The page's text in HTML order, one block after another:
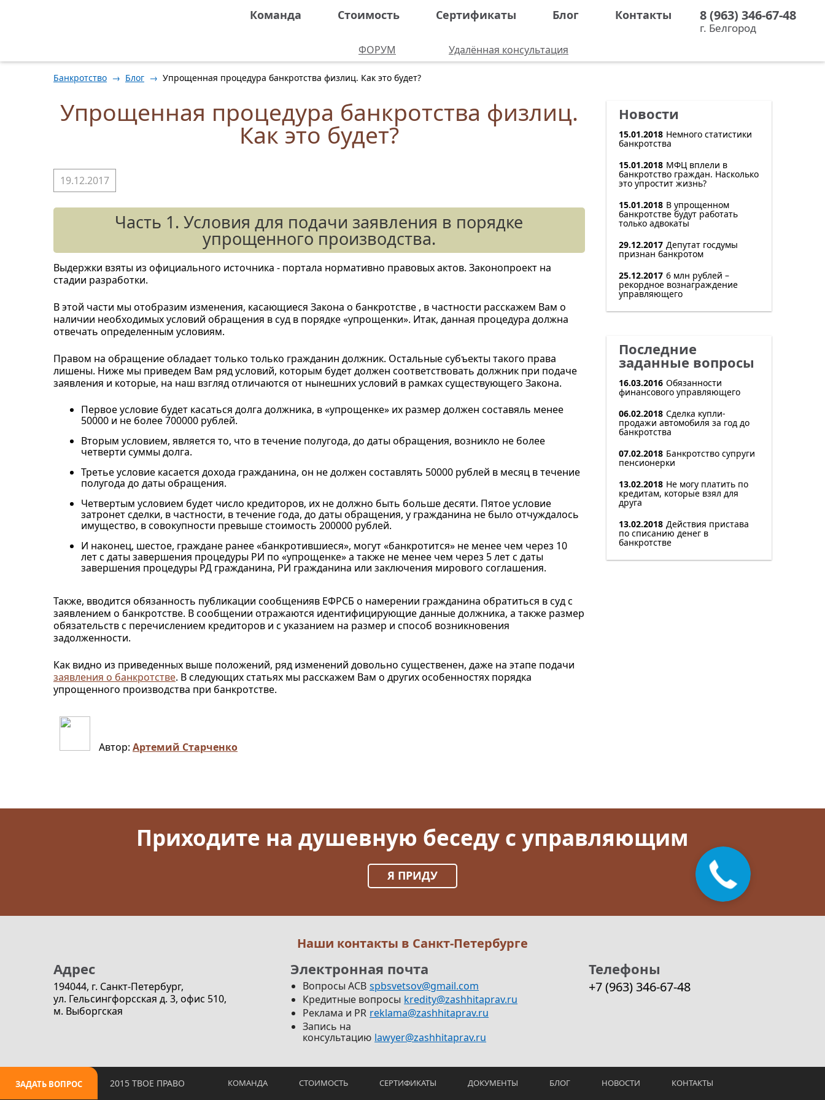
Команда Стоимость Сертификаты Блог Контакты
ФОРУМ Удалённая консультация
8 (963) 346-67-48
г. Белгород
Банкротство → Блог → Упрощенная процедура банкротства физлиц. Как это будет?
Упрощенная процедура банкротства физлиц.
Как это будет?
19.12.2017
Часть 1. Условия для подачи заявления в порядке
упрощенного производства.
Выдержки взяты из официального источника - портала нормативно правовых актов. Законопроект на
стадии разработки.
В этой части мы отобразим изменения, касающиеся Закона о банкротстве , в частности расскажем Вам о
наличии необходимых условий обращения в суд в порядке «упрощенки». Итак, данная процедура должна
отвечать определенным условиям.
Правом на обращение обладает только только гражданин должник. Остальные субъекты такого права
лишены. Ниже мы приведем Вам ряд условий, которым будет должен соответствовать должник при подаче
заявления и которые, на наш взгляд отличаются от нынешних условий в рамках существующего Закона.
Первое условие будет касаться долга должника, в «упрощенке» их размер должен составяль менее
50000 и не более 700000 рублей.
Вторым условием, является то, что в течение полугода, до даты обращения, возникло не более
четверти суммы долга.
Третье условие касается дохода гражданина, он не должен составлять 50000 рублей в месяц в течение
полугода до даты обращения.
Четвертым условием будет число кредиторов, их не должно быть больше десяти. Пятое условие
затронет сделки, в частности, в течение года, до даты обращения, у гражданина не было отчуждалось
имущество, в совокупности превыше стоимость 200000 рублей.
И наконец, шестое, граждане ранее «банкротившиеся», могут «банкротится» не менее чем через 10
лет с даты завершения процедуры РИ по «упрощенке» а также не менее чем через 5 лет с даты
завершения процедуры РД гражданина, РИ гражданина или заключения мирового соглашения.
Также, вводится обязанность публикации сообщенияв ЕФРСБ о намерении гражданина обратиться в суд с
заявлением о банкротстве. В сообщении отражаются идентифицирующие данные должника, а также размер
обязательств с перечислением кредиторов и с указанием на размер и способ возникновения
задолженности.
Как видно из приведенных выше положений, ряд изменений довольно существенен, даже на этапе подачи
заявления о банкротстве. В следующих статьях мы расскажем Вам о других особенностях порядка
упрощенного производства при банкротстве.
Автор: Артемий Старченко
Новости
15.01.2018 Немного статистики
банкротства
15.01.2018 МФЦ вплели в
банкротство граждан. Насколько
это упростит жизнь?
15.01.2018 В упрощенном
банкротстве будут работать
только адвокаты
29.12.2017 Депутат госдумы
признан банкротом
25.12.2017 6 млн рублей –
рекордное вознаграждение
управляющего
Последние
заданные вопросы
16.03.2016 Обязанности
финансового управляющего
06.02.2018 Сделка купли-
продажи автомобиля за год до
банкротства
07.02.2018 Банкротство супруги
пенсионерки
13.02.2018 Не могу платить по
кредитам, которые взял для
друга
13.02.2018 Действия пристава
по списанию денег в
банкротстве
Приходите на душевную беседу с управляющим
Я ПРИДУ
Наши контакты в Санкт-Петербурге
Адрес
194044, г. Санкт-Петербург,
ул. Гельсингфорсская д. 3, офис 510,
м. Выборгская
Электронная почта
Вопросы АСВ spbsvetsov@gmail.com
Кредитные вопросы kredity@zashhitaprav.ru
Реклама и PR reklama@zashhitaprav.ru
Запись на
консультацию lawyer@zashhitaprav.ru
Телефоны
+7 (963) 346-67-48
ЗАДАТЬ ВОПРОС 2015 ТВОE ПРАВО КОМАНДА СТОИМОСТЬ СЕРТИФИКАТЫ ДОКУМЕНТЫ БЛОГ НОВОСТИ КОНТАКТЫ